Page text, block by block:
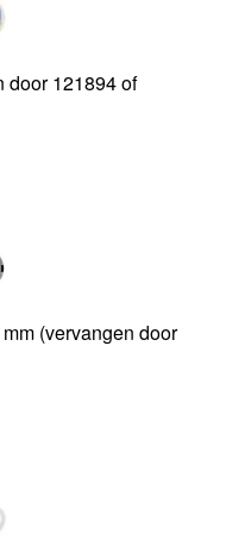
door 121894 of
(vervangen door